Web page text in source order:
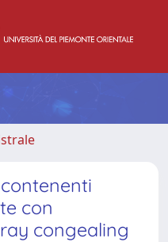
con
congealing